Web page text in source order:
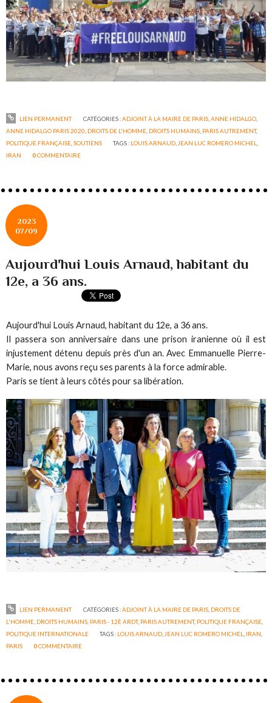
LIEN PERMANENT CATÉGORIES :ADJOINT À LA MAIRE DE PARIS, ANNE HIDALGO,
ANNE HIDALGO PARIS 2020 DROITS DE L'HOMME DROITS HUMAINS PARIS AUTREMENT,
POLITIQUE FRANÇAISE ,SOUTIENS TAGS : LOUIS ARNAUD JEAN LUC ROMERO MICHEL
IRAN
0COMMENTAIRE
2023
07/09
Aujourd'hui Louis Arnaud, habitant du
12e, a 36 ans.
Aujourd'hui Louis Arnaud, habitant du 12e, a 36 ans.
Il passera son anniversaire dans une prison iranienne où il est
injustement détenu depuis près d'un an. Avec Emmanuelle Pierre-
Marie, nous avons reçu ses parents à la force admirable.
Paris se tient à leurs côtés pour sa libération.
LIEN PERMANENT CATÉGORIES :ADJOINT À LA MAIRE DE PARIS, DROITS DE
L'HOMME DROITS HUMAINS PARIS - 12È ARDT, PARIS AUTREMENT, POLITIQUE FRANÇAISE
POLITIQUE INTERNATIONALE
TAGS : LOUIS ARNAUD JEAN LUC ROMERO MICHEL IRAN
PARIS
0COMMENTAIRE